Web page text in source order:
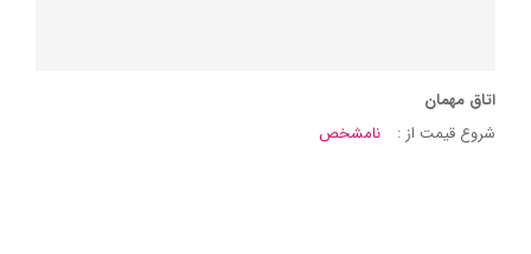
اتاق مهمان
شروع قیمت از :
نامشخص